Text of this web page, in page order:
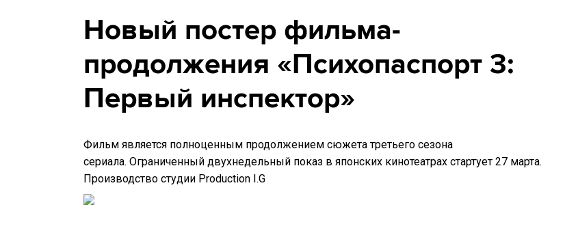
Новый постер фильма-
продолжения «Психопаспорт 3:
Первый инспектор»
Фильм является полноценным продолжением сюжета третьего сезона
сериала. Ограниченный двухнедельный показ в японских кинотеатрах стартует 27 марта.
Производство студии Production I.G